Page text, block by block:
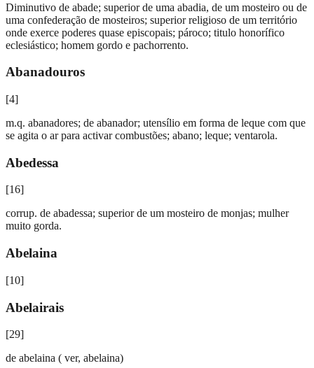
Diminutivo de abade; superior de uma abadia, de um mosteiro ou de
uma confederação de mosteiros; superior religioso de um território
onde exerce poderes quase episcopais; pároco; titulo honorífico
eclesiástico; homem gordo e pachorrento.
Abanadouros
[4]
m.q. abanadores; de abanador; utensílio em forma de leque com que
se agita o ar para activar combustões; abano; leque; ventarola.
Abedessa
[16]
corrup. de abadessa; superior de um mosteiro de monjas; mulher
muito gorda.
Abelaina
[10]
Abelairais
[29]
de abelaina ( ver, abelaina)